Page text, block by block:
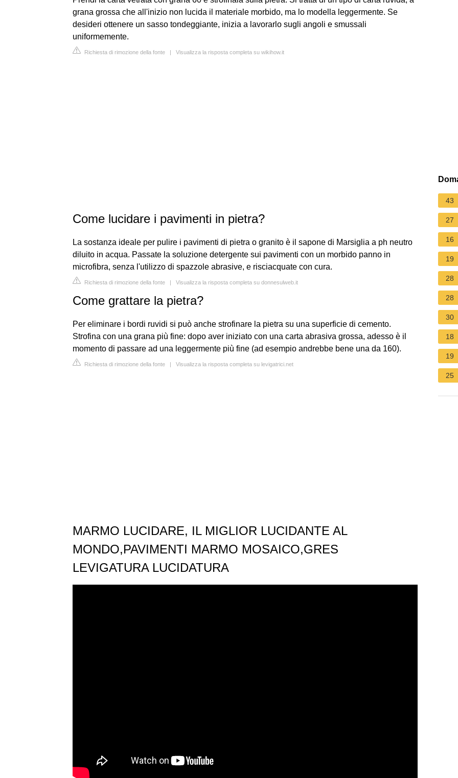
grana grossa che all'inizio non lucida il materiale morbido, ma lo modella leggermente. Se
desideri ottenere un sasso tondeggiante, inizia a lavorarlo sugli angoli e smussali
uniformemente.
Richiesta di rimozione della fonte | Visualizza la risposta completa su wikihow.it
Come lucidare i pavimenti in pietra?
La sostanza ideale per pulire i pavimenti di pietra o granito è il sapone di Marsiglia a ph neutro
diluito in acqua. Passate la soluzione detergente sui pavimenti con un morbido panno in
microfibra, senza l'utilizzo di spazzole abrasive, e risciacquate con cura.
Richiesta di rimozione della fonte | Visualizza la risposta completa su donnesulweb.it
Come grattare la pietra?
Per eliminare i bordi ruvidi si può anche strofinare la pietra su una superficie di cemento.
Strofina con una grana più fine: dopo aver iniziato con una carta abrasiva grossa, adesso è il
momento di passare ad una leggermente più fine (ad esempio andrebbe bene una da 160).
Richiesta di rimozione della fonte | Visualizza la risposta completa su levigatrici.net
MARMO LUCIDARE, IL MIGLIOR LUCIDANTE AL
MONDO,PAVIMENTI MARMO MOSAICO,GRES
LEVIGATURA LUCIDATURA
43
27
16
19
28
28
30
18
19
25